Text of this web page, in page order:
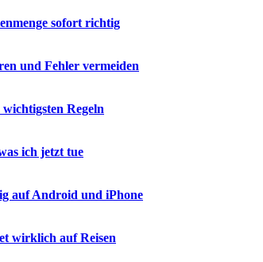
sofort richtig
und Fehler vermeiden
Regeln
ich jetzt tue
auf Android und iPhone
wirklich auf Reisen